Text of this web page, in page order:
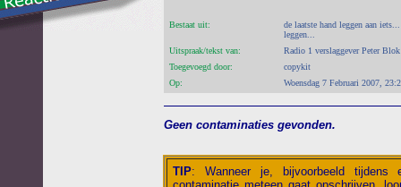
Bestaat uit:
de laatste hand leggen aan
leggen...
Uitspraak/tekst van:
Radio 1 verslaggever Peter Blok
Toegevoegd door:
copykit
Op:
Woensdag 7 Februari 2007,
Geen contaminaties gevonden.
TIP: Wanneer je, bijvoorbeeld tijdens